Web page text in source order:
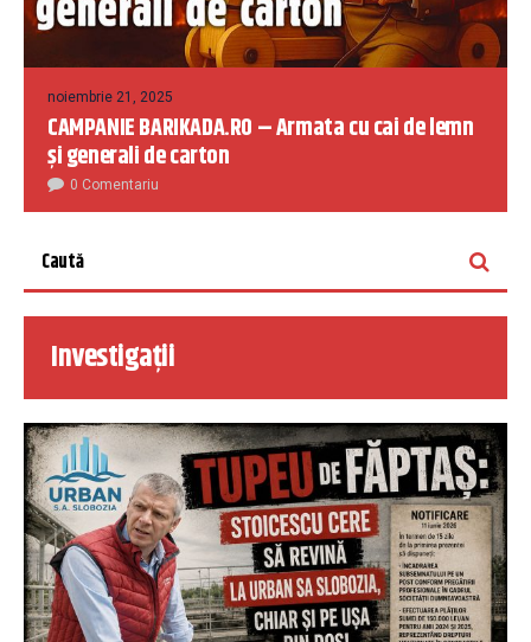
noiembrie 21, 2025
CAMPANIE BARIKADA.RO – Armata cu cai de lemn
și generali de carton
0 Comentariu
Investigații